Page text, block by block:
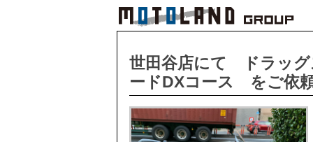
世田谷店にて ドラッ
ードDXコース をご依